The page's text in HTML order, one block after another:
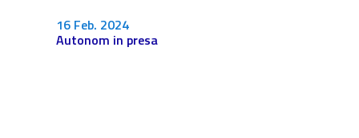
16 Feb. 2024
Autonom in presa